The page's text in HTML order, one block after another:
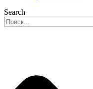
Search